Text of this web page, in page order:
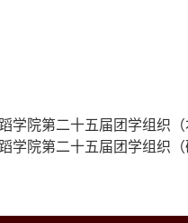
学院第二十五届团学组织
学院第二十五届团学组织